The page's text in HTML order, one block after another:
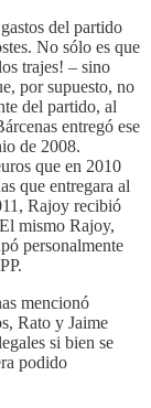
del partido
No sólo es que
trajes! – sino
por supuesto, no
del partido, al
entregó ese
de 2008.
que en 2010
que entregara al
Rajoy recibió
mismo Rajoy,
personalmente
mencionó
Rato y Jaime
si bien se
podido